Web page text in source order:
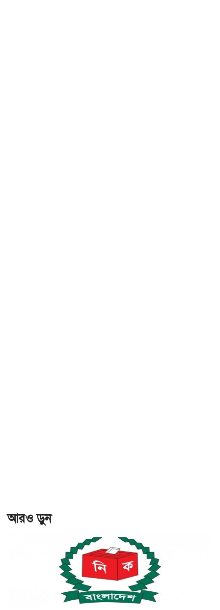
আরও ড়ুন